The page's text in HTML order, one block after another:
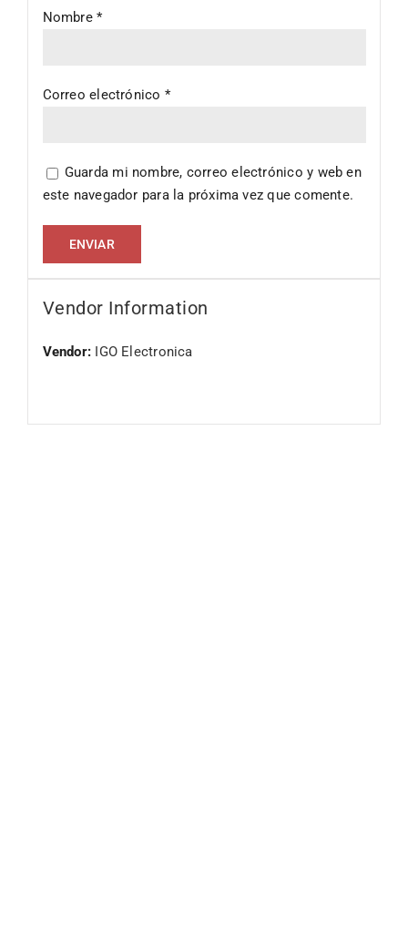
Nombre*
Correo electrónico *
Guarda mi nombre, correo electrónico y web en
este navegador para la próxima vez que comente.
Vendor Information
Vendor: IGO Electronica